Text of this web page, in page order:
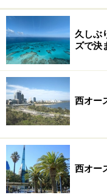
ガーボ garbo
サーボ
ー/セ
ルボー
servo
ドケッ docket
久しぶ
ズで決
西オー
西オー